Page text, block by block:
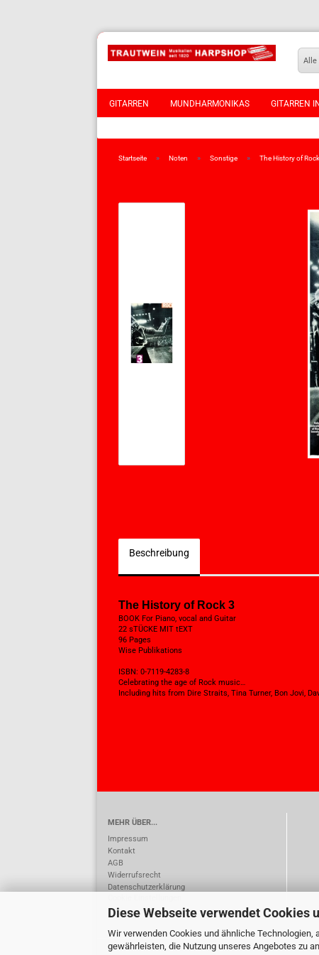
Diese Webseite verwendet Cookies
Wir verwenden Cookies und ähnliche
gewährleisten, die Nutzung unseres Angebotes zu
Alle
GITARREN MUNDHARMONIKAS GITARREN
Startseite » Noten » Sonstige » The History of
Beschreibung
The History of Rock 3
BOOK For Piano, vocal and Guitar
22 sTÜCKE MIT tEXT
96 Pages
Wise Publikations
ISBN: 0-7119-4283-8
Celebrating the age of Rock music…
Including hits from Dire Straits, Tina Turner, Bon Jovi,
MEHR ÜBER...
Impressum
Kontakt
AGB
Widerrufsrecht
Datenschutzerklärung